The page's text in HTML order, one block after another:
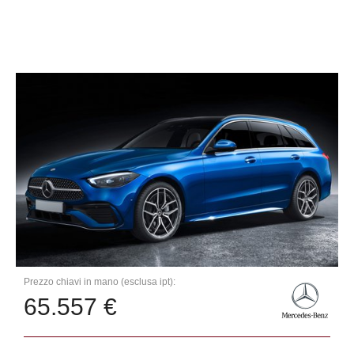
Prezzo chiavi in mano (esclusa ipt):
65.557 €